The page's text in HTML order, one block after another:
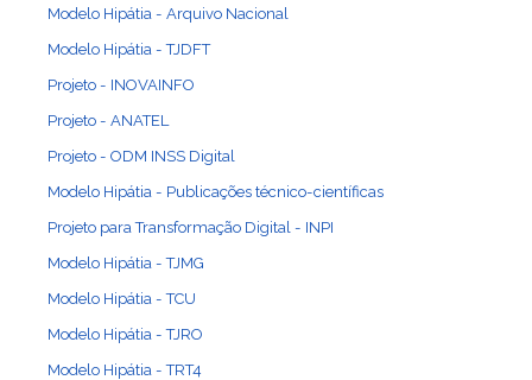
Modelo Hipátia - Arquivo Nacional
Modelo Hipátia - TJDFT
Projeto - INOVAINFO
Projeto - ANATEL
Projeto - ODM INSS Digital
Modelo Hipátia - Publicações técnico-científicas
Projeto para Transformação Digital - INPI
Modelo Hipátia - TJMG
Modelo Hipátia - TCU
Modelo Hipátia - TJRO
Modelo Hipátia - TRT4